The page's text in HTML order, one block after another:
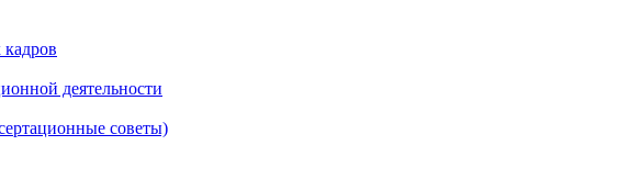
деятельности
советы)